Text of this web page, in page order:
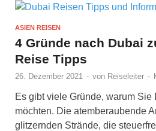
ASIEN REISEN
4 Gründe nach Dubai
Reise Tipps
26. Dezember 2021 - von Reiseleiter -
Es gibt viele Gründe, warum Sie
möchten. Die atemberaubende
glitzernden Strände, die